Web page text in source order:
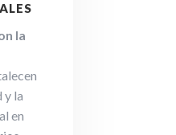
la
y la
en